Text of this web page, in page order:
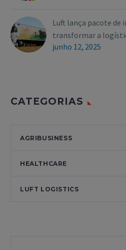
Luft lança pacote de
transformar a
junho 12, 2025
CATEGORIAS
AGRIBUSINESS
HEALTHCARE
LUFT LOGISTICS